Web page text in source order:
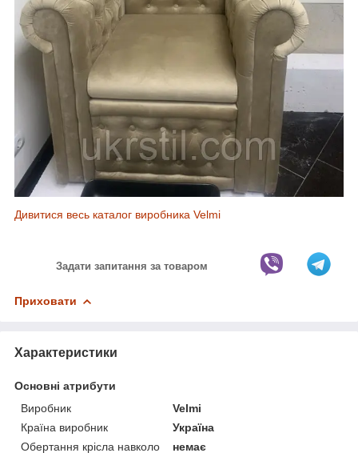
Дивитися весь каталог виробника Velmi
Задати запитання за товаром
Приховати
Характеристики
Основні атрибути
Виробник
Velmi
Країна виробник
Україна
Обертання крісла навколо
немає